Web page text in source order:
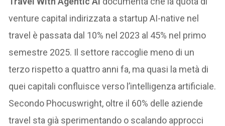
venture capital indirizzata a startup AI-native nel
travel è passata dal 10% nel 2023 al 45% nel primo
semestre 2025. Il settore raccoglie meno di un
terzo rispetto a quattro anni fa, ma quasi la metà di
quei capitali confluisce verso l’intelligenza artificiale.
Secondo Phocuswright, oltre il 60% delle aziende
travel sta già sperimentando o scalando approcci